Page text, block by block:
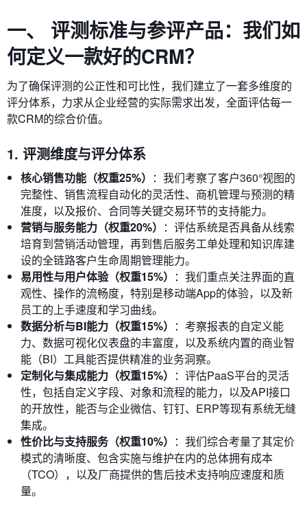
一、 评测标准与参评产品：我们如
何定义一款好的CRM？
为了确保评测的公正性和可比性，我们建立了一套多维度的
评分体系，力求从企业经营的实际需求出发，全面评估每一
款CRM的综合价值。
1. 评测维度与评分体系
核心销售功能（权重25%） ：我们考察了客户360°视图的
完整性、销售流程自动化的灵活性、商机管理与预测的精
准度，以及报价、合同等关键交易环节的支持能力。
营销与服务能力（权重20%） ：评估系统是否具备从线索
培育到营销活动管理，再到售后服务工单处理和知识库建
设的全链路客户生命周期管理能力。
易用性与用户体验（权重15%） ：我们重点关注界面的直
观性、操作的流畅度，特别是移动端App的体验，以及新
员工的上手速度和学习曲线。
数据分析与BI能力（权重15%） ：考察报表的自定义能
力、数据可视化仪表盘的丰富度，以及系统内置的商业智
能（BI）工具能否提供精准的业务洞察。
定制化与集成能力（权重15%） ：评估PaaS平台的灵活
性，包括自定义字段、对象和流程的能力，以及API接口
的开放性，能否与企业微信、钉钉、ERP等现有系统无缝
集成。
性价比与支持服务（权重10%） ：我们综合考量了其定价
模式的清晰度、包含实施与维护在内的总体拥有成本
（TCO），以及厂商提供的售后技术支持响应速度和质
量。